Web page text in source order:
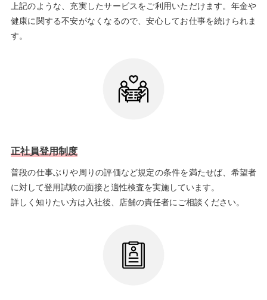
上記のような、充実したサービスをご利用いただけます。年金や
健康に関する不安がなくなるので、安心してお仕事を続けられま
す。
正社員登用制度
普段の仕事ぶりや周りの評価など規定の条件を満たせば、希望者
に対して登用試験の面接と適性検査を実施しています。
詳しく知りたい方は入社後、店舗の責任者にご相談ください。